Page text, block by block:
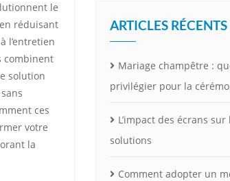
le
réduisant
l’entretien
combinent
solution
ces
votre
la
ARTICLES RÉCENTS
Mariage champêtre :
privilégier pour la
L’impact des écrans
solutions
Comment adopter un